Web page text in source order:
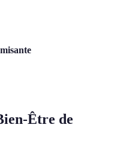
Être de